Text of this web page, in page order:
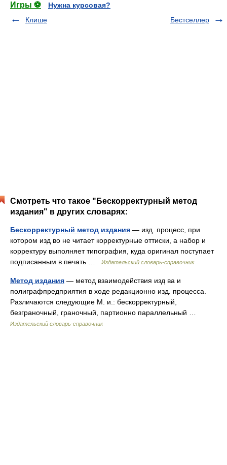
Игры ⚽
Нужна курсовая?
Клише
Бестселлер
Смотреть что такое "Бескорректурный метод
издания" в других словарях:
Бескорректурный метод издания — изд. процесс, при
котором изд во не читает корректурные оттиски, а набор и
корректуру выполняет типография, куда оригинал поступает
подписанным в печать …
Издательский словарь-справочник
Метод издания — метод взаимодействия изд ва и
полиграфпредприятия в ходе редакционно изд. процесса.
Различаются следующие М. и.: бескорректурный,
безграночный, граночный, партионно параллельный …
Издательский словарь-справочник